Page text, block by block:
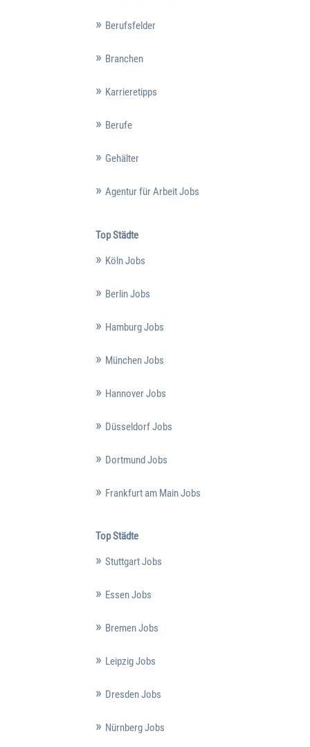
Berufsfelder
Branchen
Karrieretipps
Berufe
Gehälter
Agentur für Arbeit Jobs
Top Städte
Köln Jobs
Berlin Jobs
Hamburg Jobs
München Jobs
Hannover Jobs
Düsseldorf Jobs
Dortmund Jobs
Frankfurt am Main Jobs
Top Städte
Stuttgart Jobs
Essen Jobs
Bremen Jobs
Leipzig Jobs
Dresden Jobs
Nürnberg Jobs